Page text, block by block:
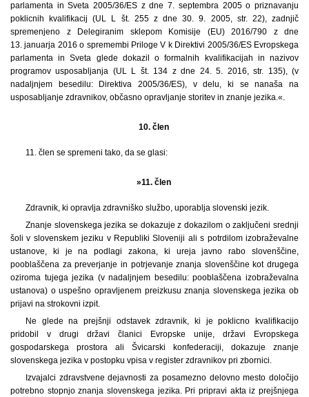
parlamenta in Sveta 2005/36/ES z dne 7. septembra 2005 o priznavanju
poklicnih kvalifikacij (UL L št. 255 z dne 30. 9. 2005, str. 22), zadnjič
spremenjeno z Delegiranim sklepom Komisije (EU) 2016/790 z dne
13. januarja 2016 o spremembi Priloge V k Direktivi 2005/36/ES Evropskega
parlamenta in Sveta glede dokazil o formalnih kvalifikacijah in nazivov
programov usposabljanja (UL L št. 134 z dne 24. 5. 2016, str. 135), (v
nadaljnjem besedilu: Direktiva 2005/36/ES), v delu, ki se nanaša na
usposabljanje zdravnikov, občasno opravljanje storitev in znanje jezika.«.
10. člen
11. člen se spremeni tako, da se glasi:
»11. člen
Zdravnik, ki opravlja zdravniško službo, uporablja slovenski jezik.
Znanje slovenskega jezika se dokazuje z dokazilom o zaključeni srednji
šoli v slovenskem jeziku v Republiki Sloveniji ali s potrdilom izobraževalne
ustanove, ki je na podlagi zakona, ki ureja javno rabo slovenščine,
pooblaščena za preverjanje in potrjevanje znanja slovenščine kot drugega
oziroma tujega jezika (v nadaljnjem besedilu: pooblaščena izobraževalna
ustanova) o uspešno opravljenem preizkusu znanja slovenskega jezika ob
prijavi na strokovni izpit.
Ne glede na prejšnji odstavek zdravnik, ki je poklicno kvalifikacijo
pridobil v drugi državi članici Evropske unije, državi Evropskega
gospodarskega prostora ali Švicarski konfederaciji, dokazuje znanje
slovenskega jezika v postopku vpisa v register zdravnikov pri zbornici.
Izvajalci zdravstvene dejavnosti za posamezno delovno mesto določijo
potrebno stopnjo znanja slovenskega jezika. Pri pripravi akta iz prejšnjega